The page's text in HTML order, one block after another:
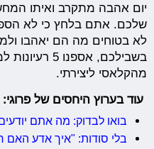
יום אהבה מתקרב ואיתו
שלכם. אתם בלחץ כי לא
לא בטוחים מה הם יאהבו
בשבילכם,
מהקלאסי ליצירתי.
עוד בערוץ היחסים של פרוגי:
בואו לבדוק: מה אתם
בלי סודות: "איך אדע האם